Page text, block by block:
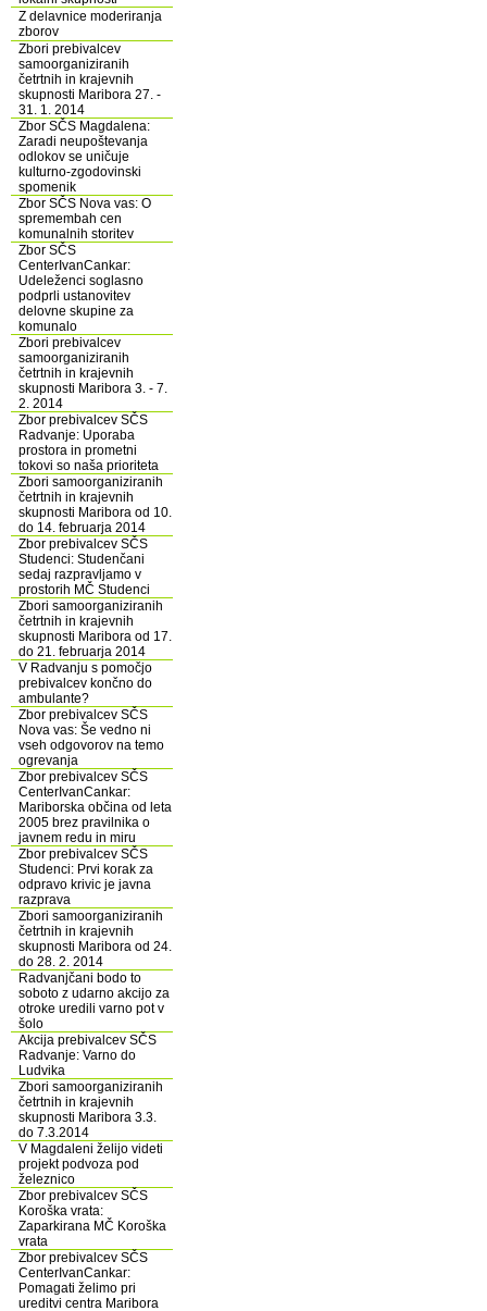
Z delavnice moderiranja
zborov
Zbori prebivalcev
samoorganiziranih
četrtnih in krajevnih
skupnosti Maribora 27. -
31. 1. 2014
Zbor SČS Magdalena:
Zaradi neupoštevanja
odlokov se uničuje
kulturno-zgodovinski
spomenik
Zbor SČS Nova vas: O
spremembah cen
komunalnih storitev
Zbor SČS
CenterIvanCankar:
Udeleženci soglasno
podprli ustanovitev
delovne skupine za
komunalo
Zbori prebivalcev
samoorganiziranih
četrtnih in krajevnih
skupnosti Maribora 3. - 7.
2. 2014
Zbor prebivalcev SČS
Radvanje: Uporaba
prostora in prometni
tokovi so naša prioriteta
Zbori samoorganiziranih
četrtnih in krajevnih
skupnosti Maribora od 10.
do 14. februarja 2014
Zbor prebivalcev SČS
Studenci: Studenčani
sedaj razpravljamo v
prostorih MČ Studenci
Zbori samoorganiziranih
četrtnih in krajevnih
skupnosti Maribora od 17.
do 21. februarja 2014
V Radvanju s pomočjo
prebivalcev končno do
ambulante?
Zbor prebivalcev SČS
Nova vas: Še vedno ni
vseh odgovorov na temo
ogrevanja
Zbor prebivalcev SČS
CenterIvanCankar:
Mariborska občina od leta
2005 brez pravilnika o
javnem redu in miru
Zbor prebivalcev SČS
Studenci: Prvi korak za
odpravo krivic je javna
razprava
Zbori samoorganiziranih
četrtnih in krajevnih
skupnosti Maribora od 24.
do 28. 2. 2014
Radvanjčani bodo to
soboto z udarno akcijo za
otroke uredili varno pot v
šolo
Akcija prebivalcev SČS
Radvanje: Varno do
Ludvika
Zbori samoorganiziranih
četrtnih in krajevnih
skupnosti Maribora 3.3.
do 7.3.2014
V Magdaleni želijo videti
projekt podvoza pod
železnico
Zbor prebivalcev SČS
Koroška vrata:
Zaparkirana MČ Koroška
vrata
Zbor prebivalcev SČS
CenterIvanCankar:
Pomagati želimo pri
ureditvi centra Maribora